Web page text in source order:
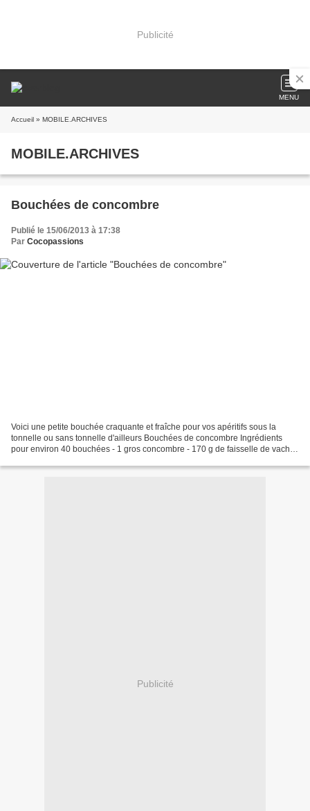
Publicité
MENU
Accueil » MOBILE.ARCHIVES
MOBILE.ARCHIVES
Bouchées de concombre
Publié le 15/06/2013 à 17:38
Par Cocopassions
Voici une petite bouchée craquante et fraîche pour vos apéritifs sous la
tonnelle ou sans tonnelle d'ailleurs Bouchées de concombre Ingrédients
pour environ 40 bouchées - 1 gros concombre - 170 g de faisselle de vache
Publicité